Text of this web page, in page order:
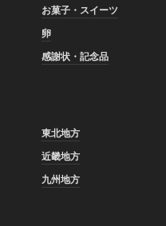
お菓子・スイーツ
卵
感謝状・記念品
東北地方
近畿地方
九州地方